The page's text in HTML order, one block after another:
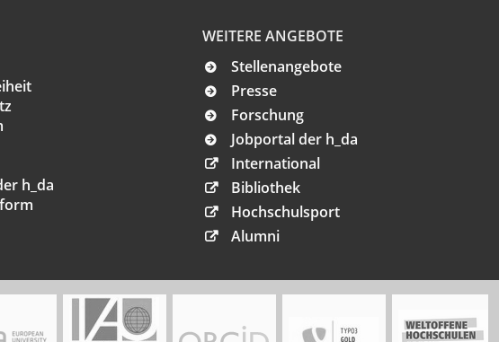
h_da
WEITERE ANGEBOTE
Stellenangebote
Presse
Forschung
Jobportal der h_da
International
Bibliothek
Hochschulsport
Alumni